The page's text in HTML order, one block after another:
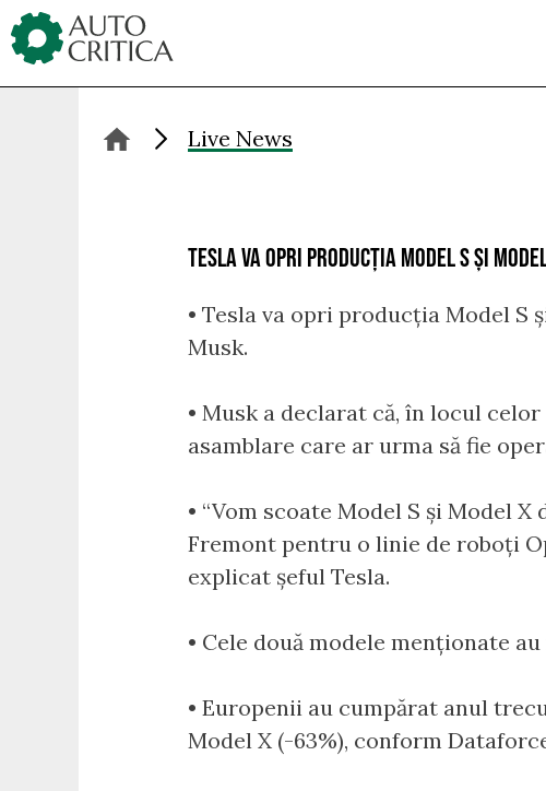
Skip
to
content
Live News
TESLA VA OPRI PRODUCȚIA MODEL S ȘI
• Tesla va opri producția Model S
Musk.
• Musk a declarat că, în locul
asamblare care ar urma să fie
• “Vom scoate Model S și Model
Fremont pentru o linie de roboți
explicat șeful Tesla.
• Cele două modele menționate
• Europenii au cumpărat anul
Model X (-63%), conform